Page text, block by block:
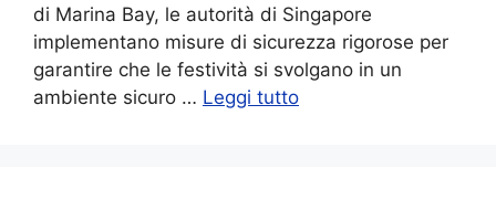
di Marina Bay, le autorità di Singapore
implementano misure di sicurezza rigorose per
garantire che le festività si svolgano in un
ambiente sicuro … Leggi tutto